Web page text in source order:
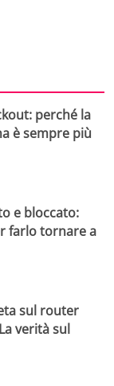
perché la
è sempre più
e bloccato:
farlo tornare a
sul router
verità sul